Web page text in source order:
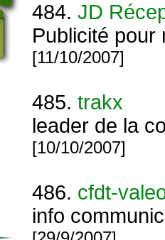
484. JD
Publicité pour
[11/10/2007]
485. trakx
leader de la
[10/10/2007]
486. cfdt-
info